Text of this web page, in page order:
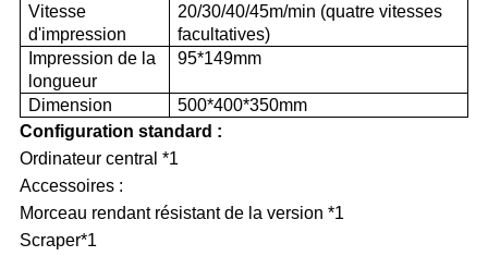
Vitesse
d'impression
20/30/40/45m/min (quatre vitesses
facultatives)
Impression de la
longueur
95*149mm
Dimension
500*400*350mm
Configuration standard :
Ordinateur central *1
Accessoires :
Morceau rendant résistant de la version *1
Scraper*1